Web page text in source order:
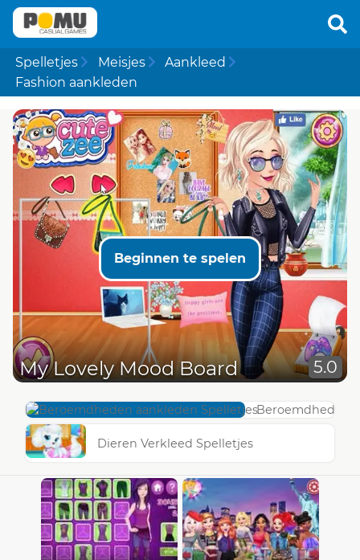
Spelletjes Meisjes
Aankleed
Fashion aankleden
Beginnen te spelen
My Lovely Mood Board 5.0
Beroemdheden
Dieren Verkleed Spelletjes